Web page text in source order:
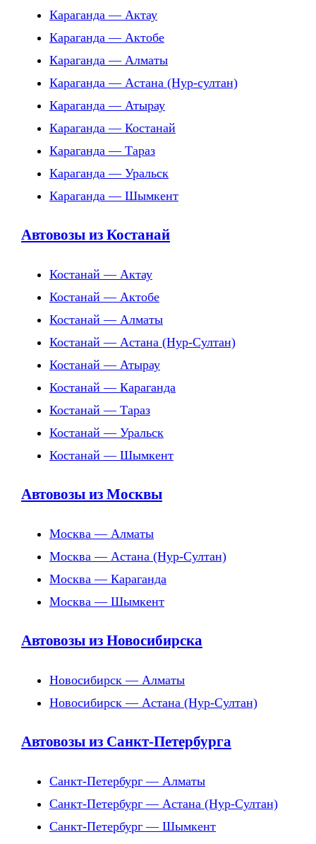
Караганда — Актау
Караганда — Актобе
Караганда — Алматы
Караганда — Астана (Нур-султан)
Караганда — Атырау
Караганда — Костанай
Караганда — Тараз
Караганда — Уральск
Караганда — Шымкент
Автовозы из Костанай
Костанай — Актау
Костанай — Актобе
Костанай — Алматы
Костанай — Астана (Нур-Султан)
Костанай — Атырау
Костанай — Караганда
Костанай — Тараз
Костанай — Уральск
Костанай — Шымкент
Автовозы из Москвы
Москва — Алматы
Москва — Астана (Нур-Султан)
Москва — Караганда
Москва — Шымкент
Автовозы из Новосибирска
Новосибирск — Алматы
Новосибирск — Астана (Нур-Султан)
Автовозы из Санкт-Петербурга
Санкт-Петербург — Алматы
Санкт-Петербург — Астана (Нур-Султан)
Санкт-Петербург — Шымкент